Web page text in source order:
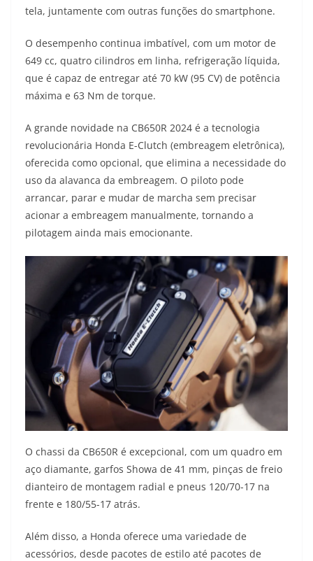
tela, juntamente com outras funções do smartphone.
O desempenho continua imbatível, com um motor de
649 cc, quatro cilindros em linha, refrigeração líquida,
que é capaz de entregar até 70 kW (95 CV) de potência
máxima e 63 Nm de torque.
A grande novidade na CB650R 2024 é a tecnologia
revolucionária Honda E-Clutch (embreagem eletrônica),
oferecida como opcional, que elimina a necessidade do
uso da alavanca da embreagem. O piloto pode
arrancar, parar e mudar de marcha sem precisar
acionar a embreagem manualmente, tornando a
pilotagem ainda mais emocionante.
O chassi da CB650R é excepcional, com um quadro em
aço diamante, garfos Showa de 41 mm, pinças de freio
dianteiro de montagem radial e pneus 120/70-17 na
frente e 180/55-17 atrás.
Além disso, a Honda oferece uma variedade de
acessórios, desde pacotes de estilo até pacotes de